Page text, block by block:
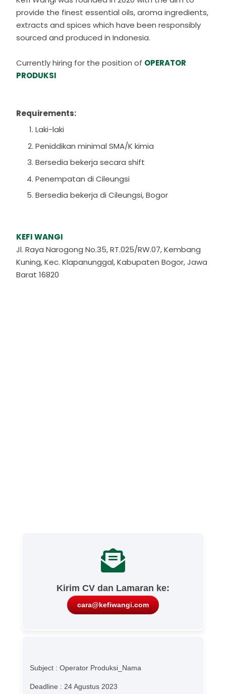
provide the finest essential oils, aroma ingredients,
extracts and spices which have been responsibly
sourced and produced in Indonesia.
Currently hiring for the position of OPERATOR
PRODUKSI
Requirements:
Laki-laki
Peniddikan minimal SMA/K kimia
Bersedia bekerja secara shift
Penempatan di Cileungsi
Bersedia bekerja di Cileungsi, Bogor
KEFI WANGI
Jl. Raya Narogong No.35, RT.025/RW.07, Kembang
Kuning, Kec. Klapanunggal, Kabupaten Bogor, Jawa
Barat 16820
Kirim CV dan Lamaran ke:
cara@kefiwangi.com
Subject : Operator Produksi_Nama
Deadline : 24 Agustus 2023